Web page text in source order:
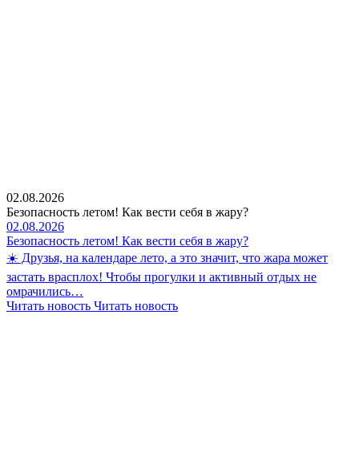
02.08.2026
Безопасность летом! Как вести себя в жару?
02.08.2026
Безопасность летом! Как вести себя в жару?
☀️ Друзья, на календаре лето, а это значит, что жара может
застать врасплох! Чтобы прогулки и активный отдых не
омрачились…
Читать новость Читать новость